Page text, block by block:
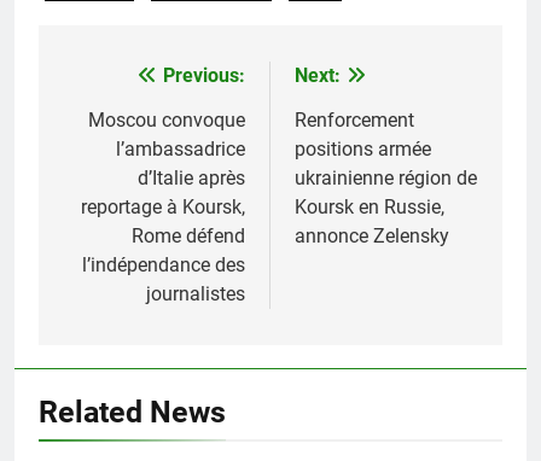
Navigation
de
l’article
Previous:
Moscou convoque
l’ambassadrice
d’Italie après
reportage à Koursk,
Rome défend
l’indépendance des
journalistes
Next:
Renforcement
positions armée
ukrainienne région de
Koursk en Russie,
annonce Zelensky
Related News